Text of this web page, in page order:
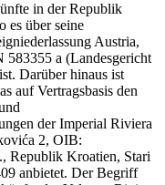
in der Republik
es über seine
Austria,
583355 a (Landesgericht
Darüber hinaus ist
auf Vertragsbasis den
der Imperial Riviera
2, OIB:
Republik Kroatien, Stari
anbietet. Der Begriff